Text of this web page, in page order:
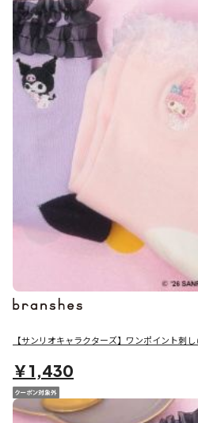
【サンリオキャラクターズ】ワンポイント刺
￥1,430